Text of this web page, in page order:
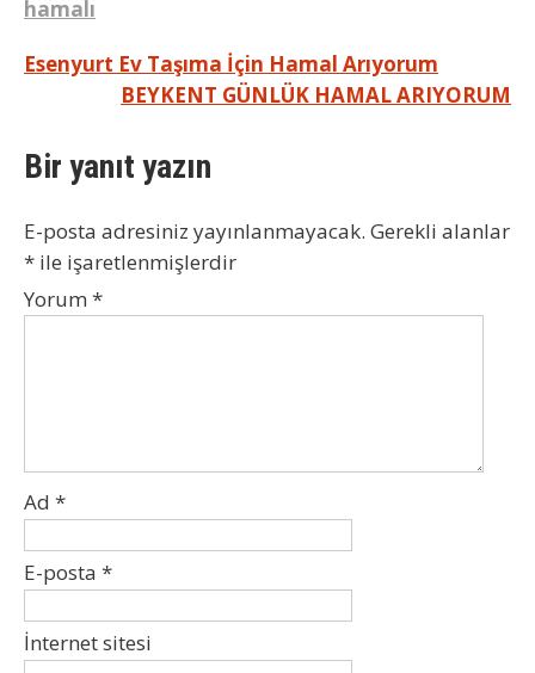
hamalı
Yazı
gezinmesi
Esenyurt Ev Taşıma İçin Hamal Arıyorum
BEYKENT GÜNLÜK HAMAL ARIYORUM
Bir yanıt yazın
E-posta adresiniz yayınlanmayacak. Gerekli alanlar
* ile işaretlenmişlerdir
Yorum *
Ad *
E-posta *
İnternet sitesi